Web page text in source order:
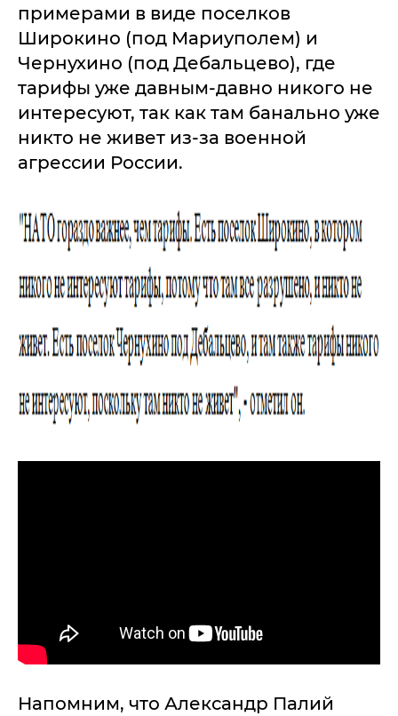
примерами в виде поселков
Широкино (под Мариуполем) и
Чернухино (под Дебальцево), где
тарифы уже давным-давно никого не
интересуют, так как там банально уже
никто не живет из-за военной
агрессии России.
Напомним, что Александр Палий